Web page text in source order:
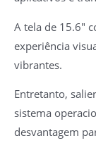
A tela de 15.6″
experiência
vibrantes.
Entretanto,
sistema
desvantagem